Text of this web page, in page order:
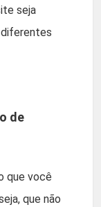
seja
de
que você
que não